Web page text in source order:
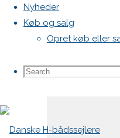
Nyheder
Køb og salg
Opret køb eller
Search
Search
felter er
markeret
med*
Comment